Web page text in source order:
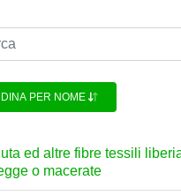
PER NOME
Iuta ed altre fibre tessili
o macerate